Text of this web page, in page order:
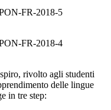
FR-2018-5
FR-2018-4
rivolto agli studenti
delle lingue
in tre step: